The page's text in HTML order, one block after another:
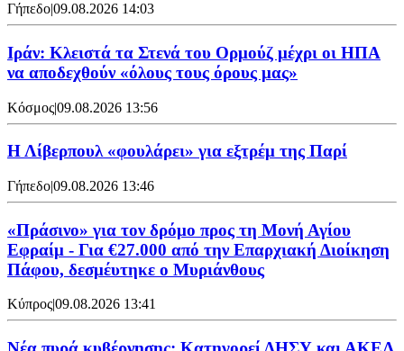
Γήπεδο|09.08.2026 14:03
Ιράν: Κλειστά τα Στενά του Ορμούζ μέχρι οι ΗΠΑ
να αποδεχθούν «όλους τους όρους μας»
Κόσμος|09.08.2026 13:56
Η Λίβερπουλ «φουλάρει» για εξτρέμ της Παρί
Γήπεδο|09.08.2026 13:46
«Πράσινο» για τον δρόμο προς τη Μονή Αγίου
Εφραίμ - Για €27.000 από την Επαρχιακή Διοίκηση
Πάφου, δεσμέυτηκε ο Μυριάνθους
Κύπρος|09.08.2026 13:41